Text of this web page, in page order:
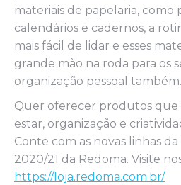
materiais de papelaria, como
calendários e cadernos, a
mais fácil de lidar e esses
grande mão na roda para os
organização pessoal também.
Quer oferecer produtos
estar, organização e
Conte com as novas linhas
2020/21 da Redoma. Visite
https://loja.redoma.com.br/